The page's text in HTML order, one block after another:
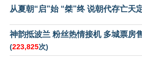
从夏朝“启”始 “桀”终 说朝代存亡天
神韵抵波兰 粉丝热情接机 多城票房
(223,825次)